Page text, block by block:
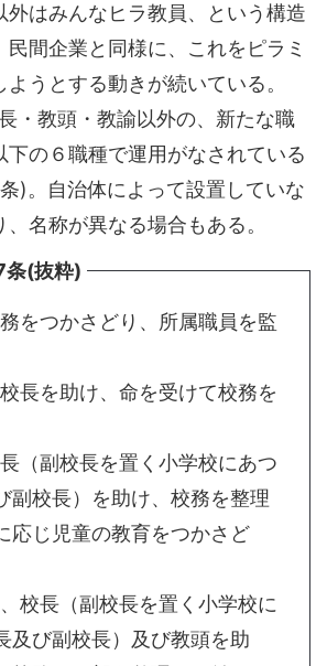
外はみんなヒラ教員、という構造
間企業と同様に、これをピラミ
うとする動きが続いている。
・教頭・教諭以外の、新たな職
下の６職種で運用がなされている
)。自治体によって設置していな
名称が異なる場合もある。
条(抜粋)
をつかさどり、所属職員を監
長を助け、命を受けて校務を
（副校長を置く小学校にあつ
副校長）を助け、校務を整理
応じ児童の教育をつかさど
校長（副校長を置く小学校に
及び副校長）及び教頭を助